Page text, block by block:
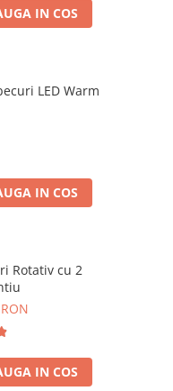
IN COS
LED Warm
IN COS
Rotativ cu 2
IN COS